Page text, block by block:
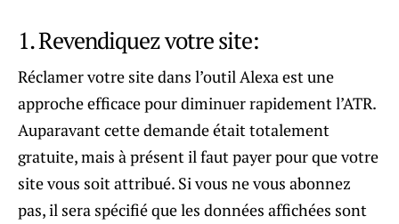
1. Revendiquez votre site:
Réclamer votre site dans l’outil Alexa est une
approche efficace pour diminuer rapidement l’ATR.
Auparavant cette demande était totalement
gratuite, mais à présent il faut payer pour que votre
site vous soit attribué. Si vous ne vous abonnez
pas, il sera spécifié que les données affichées sont